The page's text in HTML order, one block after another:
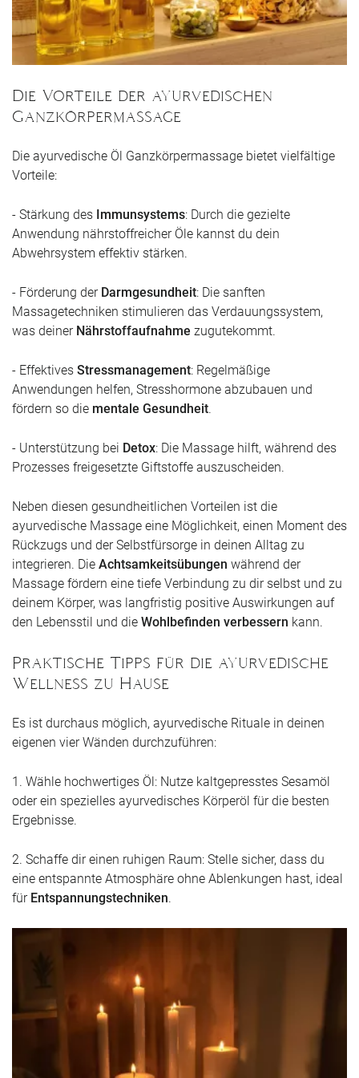
Die Vorteile der ayurvedischen
Ganzkörpermassage
Die ayurvedische Öl Ganzkörpermassage bietet vielfältige
Vorteile:
- Stärkung des Immunsystems: Durch die gezielte
Anwendung nährstoffreicher Öle kannst du dein
Abwehrsystem effektiv stärken.
- Förderung der Darmgesundheit: Die sanften
Massagetechniken stimulieren das Verdauungssystem,
was deiner Nährstoffaufnahme zugutekommt.
- Effektives Stressmanagement: Regelmäßige
Anwendungen helfen, Stresshormone abzubauen und
fördern so die mentale Gesundheit.
- Unterstützung bei Detox: Die Massage hilft, während des
Prozesses freigesetzte Giftstoffe auszuscheiden.
Neben diesen gesundheitlichen Vorteilen ist die
ayurvedische Massage eine Möglichkeit, einen Moment des
Rückzugs und der Selbstfürsorge in deinen Alltag zu
integrieren. Die Achtsamkeitsübungen während der
Massage fördern eine tiefe Verbindung zu dir selbst und zu
deinem Körper, was langfristig positive Auswirkungen auf
den Lebensstil und die Wohlbefinden verbessern kann.
Praktische Tipps für die ayurvedische
Wellness zu Hause
Es ist durchaus möglich, ayurvedische Rituale in deinen
eigenen vier Wänden durchzuführen:
1. Wähle hochwertiges Öl: Nutze kaltgepresstes Sesamöl
oder ein spezielles ayurvedisches Körperöl für die besten
Ergebnisse.
2. Schaffe dir einen ruhigen Raum: Stelle sicher, dass du
eine entspannte Atmosphäre ohne Ablenkungen hast, ideal
für Entspannungstechniken.